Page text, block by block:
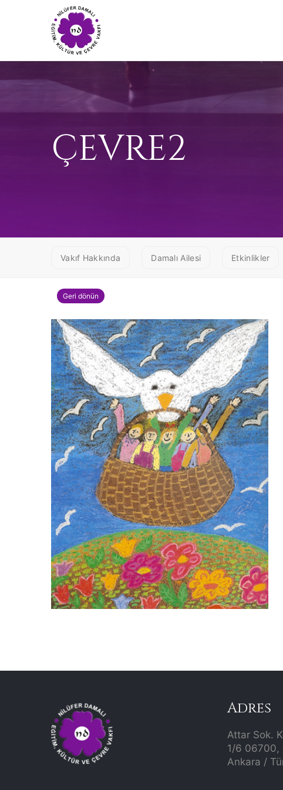
ÇEVRE2
Vakıf Hakkında Damalı Ailesi Etkinlikler
Geri dönün
Adres
Attar Sok.
1/6 06700,
Ankara /